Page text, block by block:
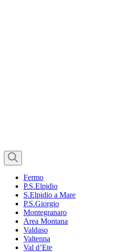
Fermo
P.S.Elpidio
S.Elpidio a Mare
P.S.Giorgio
Montegranaro
Area Montana
Valdaso
Valtenna
Val d’Ete